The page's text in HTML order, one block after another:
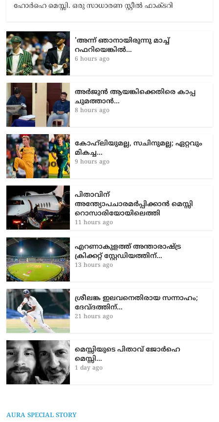
ഹോർഹെ മെസ്സി. ഒരു സാധാരണ സ്റ്റീൽ ഫാക്ടറി
'അന്ന് ഞാനായിരുന്നു മാച്ച്
റഫറിയെങ്കിൽ…
6 hours ago
അർജുൻ ആയങ്കിക്കെതിരെ കാപ്പ
ചുമത്താൻ…
8 hours ago
കോഹ്‌ലിയുമല്ല, സചിനുമല്ല; ഏറ്റവും
മികച്ച…
9 hours ago
പിതാവിന്
അന്ത്യോപചാരമർപ്പിക്കാൻ മെസ്സി
റൊസാരിയോയിലെത്തി
11 hours ago
എറണാകുളത്ത് അന്താരാഷ്ട്ര
ക്രിക്കറ്റ് സ്റ്റേഡിയത്തിന്…
13 hours ago
ശ്രീലങ്ക ഇലവനെതിരായ സന്നാഹം;
ദേവ്ദത്തിന്…
21 hours ago
മെസ്സിയുടെ പിതാവ് ജോർഹെ
മെസ്സി…
1 day ago
AURA SPECIAL STORY